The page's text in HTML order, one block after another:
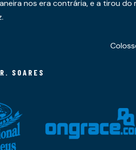
nos era contrária, e a tirou do
SOARES